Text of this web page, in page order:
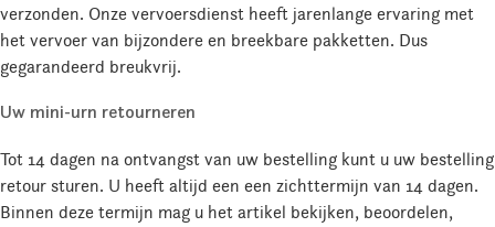
verzonden. Onze vervoersdienst heeft jarenlange ervaring met
het vervoer van bijzondere en breekbare pakketten. Dus
gegarandeerd breukvrij.
Uw mini-urn retourneren
Tot 14 dagen na ontvangst van uw bestelling kunt u uw bestelling
retour sturen. U heeft altijd een een zichttermijn van 14 dagen.
Binnen deze termijn mag u het artikel bekijken, beoordelen,